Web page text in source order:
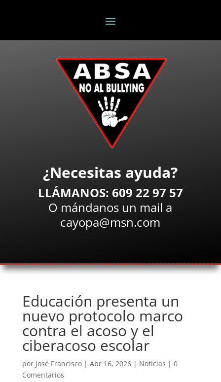
¿Necesitas ayuda?
LLÁMANOS: 609 22 97 57
O mándanos un mail a
cayopa@msn.com
Educación presenta un
nuevo protocolo marco
contra el acoso y el
ciberacoso escolar
por José Francisco| Abr 16, 2026| Noticias | 0
Comentarios